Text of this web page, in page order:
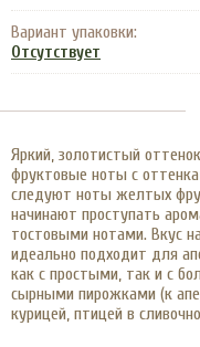
Вариант упаковки:
Отсутствует
Яркий, золотистый
фруктовые ноты с
следуют ноты желтых
начинают проступать
тостовыми нотами. Вкус
идеально подходит для
как с простыми, так и с
сырными пирожками (к
курицей, птицей в